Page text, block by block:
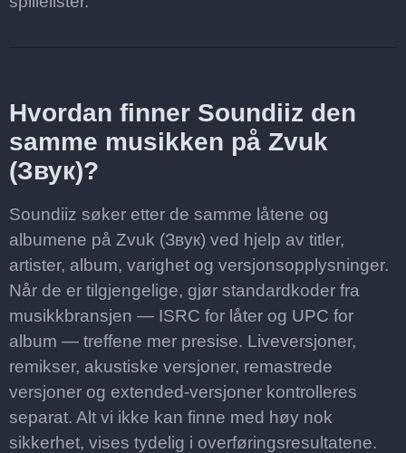
Hvordan finner Soundiiz den
samme musikken på Zvuk
(Звук)?
Soundiiz søker etter de samme låtene og
albumene på Zvuk (Звук) ved hjelp av titler,
artister, album, varighet og versjonsopplysninger.
Når de er tilgjengelige, gjør standardkoder fra
musikkbransjen — ISRC for låter og UPC for
album — treffene mer presise. Liveversjoner,
remikser, akustiske versjoner, remastrede
versjoner og extended-versjoner kontrolleres
separat. Alt vi ikke kan finne med høy nok
sikkerhet, vises tydelig i overføringsresultatene.